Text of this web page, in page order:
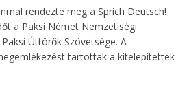
rendezte meg a Sprich Deutsch!
a Paksi Német Nemzetiségi
Úttörők Szövetsége. A
tartottak a kitelepítettek